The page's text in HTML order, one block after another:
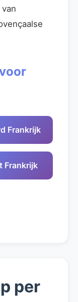
Frankrijk
Frankrijk
per